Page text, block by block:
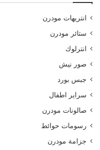
انتريهات مودرن
ستائر مودرن
انترلوك
صور نيش
جبس بورد
سراير اطفال
صالونات مودرن
رسومات حوائط
جزامة مودرن